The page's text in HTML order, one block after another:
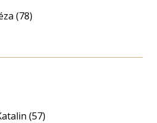
(78)
(57)